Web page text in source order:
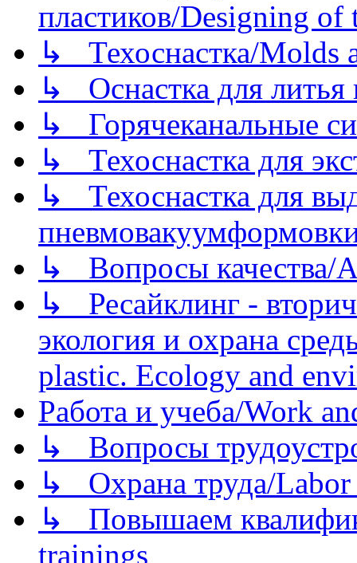
пластиков/Designing of
↳ Техоснастка/Molds
↳ Оснастка для литья
↳ Горячеканальные
↳ Техоснастка для
↳ Техоснастка для
↳ Вопросы качества/
↳ Ресайклинг -
экология и охрана
plastic. Ecology and
Работа и учеба/Work
↳ Вопросы
↳ Охрана труда/Labor
↳ Повышаем
trainings